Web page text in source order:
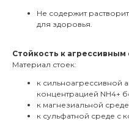
Не содержит
для здоровья.
Стойкость к агрессивным
Материал стоек:
к сильноагрессивной
концентрацией NH4+
к магнезиальной
к сульфатной среде с